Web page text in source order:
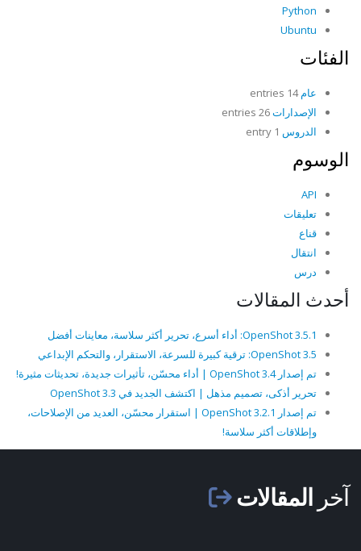
Python
Ubuntu
الفئات
عام14 entries
الإصدارات
الدروس
الوسوم
API
تعليقات
قناع
انتقال
درس
أحدث المقالات
OpenShot 3.5.1: أداء أسرع، تحرير أكثر سلاسة، معاينات أفضل
OpenShot 3.5: ترقية كبيرة للسرعة، الاستقرار، والتحكم الإبداعي
تم إصدار OpenShot 3.4 | أداء محسّن، تأثيرات جديدة، تحديثات مثيرة!
تحرير أذكى، تصميم مذهل | اكتشف الجديد في OpenShot 3.3
تم إصدار OpenShot 3.2.1 | استقرار محسّن، العديد من الإصلاحات،
وإطلاقات أكثر سلاسة!
آخر المقالات